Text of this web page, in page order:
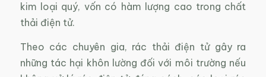
kim loại quý, vốn có hàm lượng cao trong chất
thải điện tử.
Theo các chuyên gia, rác thải điện tử gây ra
những tác hại khôn lường đối với môi trường nếu